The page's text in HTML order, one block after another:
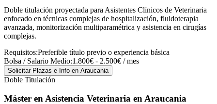
Doble titulación proyectada para Asistentes Clínicos de Veterinaria
enfocado en técnicas complejas de hospitalización, fluidoterapia
avanzada, monitorización multiparamétrica y asistencia en cirugías
complejas.
Requisitos:Preferible título previo o experiencia básica
Bolsa / Salario Medio:1.800€ - 2.500€ / mes
Solicitar Plazas e Info en Araucania
Doble Titulación
Máster en Asistencia Veterinaria en Araucania